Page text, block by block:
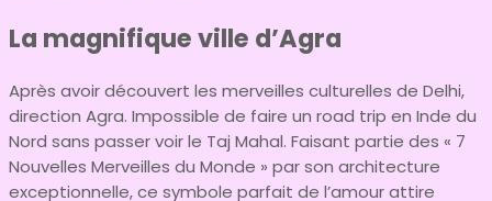
La magnifique ville d’Agra
Après avoir découvert les merveilles culturelles de Delhi,
direction Agra. Impossible de faire un road trip en Inde du
Nord sans passer voir le Taj Mahal. Faisant partie des « 7
Nouvelles Merveilles du Monde » par son architecture
exceptionnelle, ce symbole parfait de l’amour attire